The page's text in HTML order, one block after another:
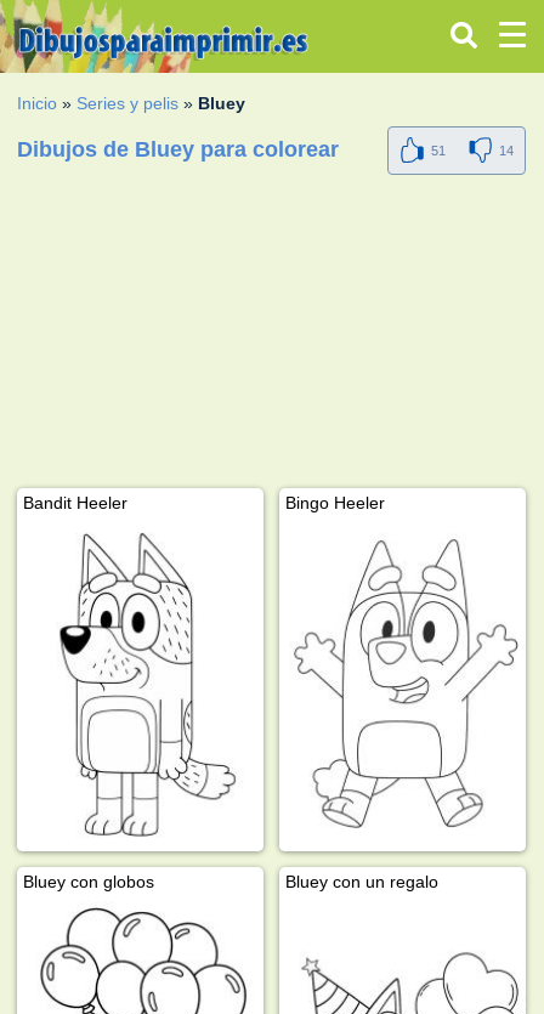
Inicio » Series y pelis » Bluey
Dibujos de Bluey para colorear 51 14
Bandit Heeler Bingo Heeler
Bluey con globos Bluey con un regalo